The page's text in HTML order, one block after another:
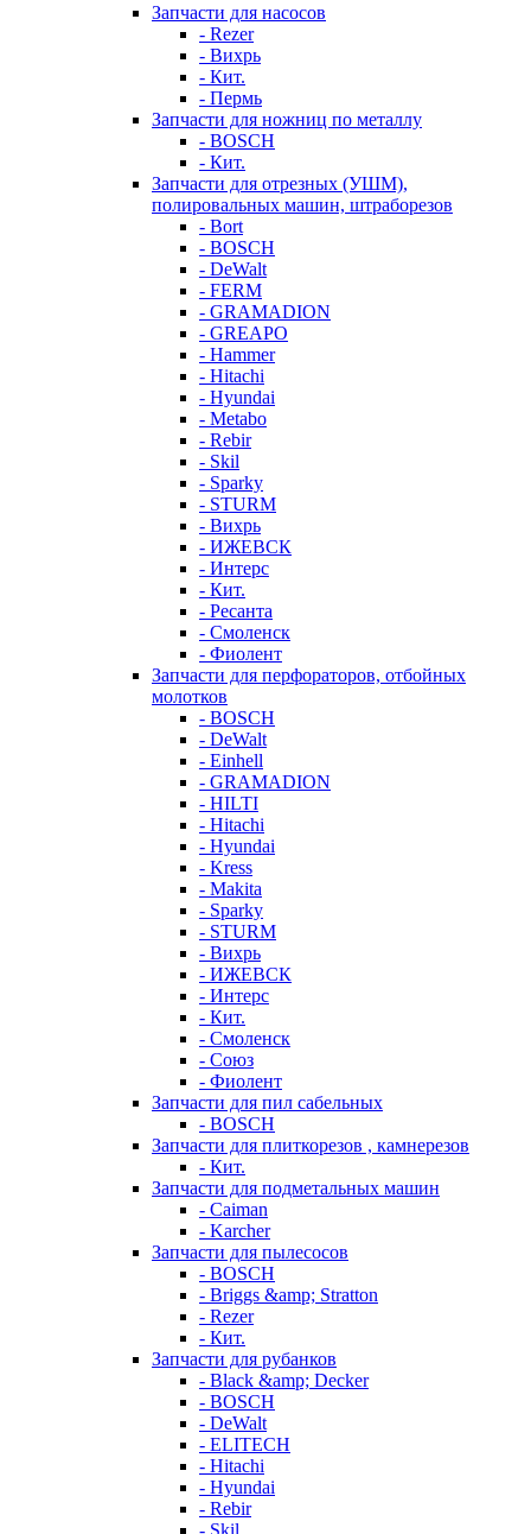
Запчасти для насосов
- Rezer
- Вихрь
- Кит.
- Пермь
Запчасти для ножниц по металлу
- BOSCH
- Кит.
Запчасти для отрезных (УШМ),
полировальных машин, штраборезов
- Bort
- BOSCH
- DeWalt
- FERM
- GRAMADION
- GREAPO
- Hammer
- Hitachi
- Hyundai
- Metabo
- Rebir
- Skil
- Sparky
- STURM
- Вихрь
- ИЖЕВСК
- Интерс
- Кит.
- Ресанта
- Смоленск
- Фиолент
Запчасти для перфораторов, отбойных
молотков
- BOSCH
- DeWalt
- Einhell
- GRAMADION
- HILTI
- Hitachi
- Hyundai
- Kress
- Makita
- Sparky
- STURM
- Вихрь
- ИЖЕВСК
- Интерс
- Кит.
- Смоленск
- Союз
- Фиолент
Запчасти для пил сабельных
- BOSCH
Запчасти для плиткорезов , камнерезов
- Кит.
Запчасти для подметальных машин
- Caiman
- Karcher
Запчасти для пылесосов
- BOSCH
- Briggs &amp; Stratton
- Rezer
- Кит.
Запчасти для рубанков
- Black &amp; Decker
- BOSCH
- DeWalt
- ELITECH
- Hitachi
- Hyundai
- Rebir
- Skil